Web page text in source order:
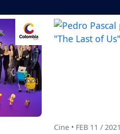
Cine • FEB 11 / 2021